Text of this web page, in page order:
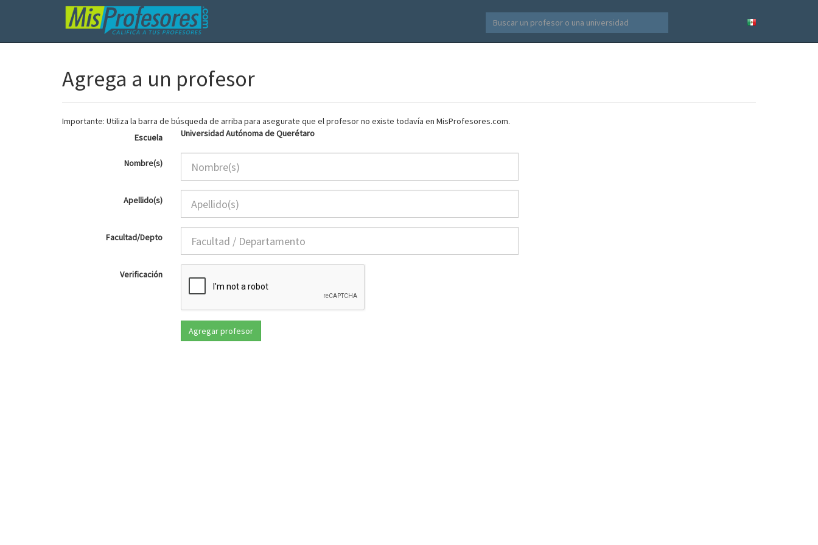
Agrega a un profesor
Importante: Utiliza la barra de búsqueda de arriba para asegurate que el profesor no existe todavía en MisProfesores.com.
Escuela
Universidad Autónoma de Querétaro
Nombre(s)
Apellido(s)
Facultad/Depto
Verificación